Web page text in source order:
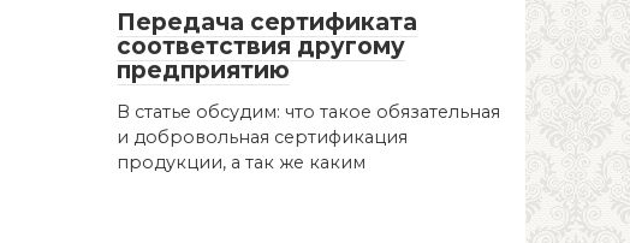
Передача сертификата
соответствия другому
предприятию
В статье обсудим: что такое обязательная
и добровольная сертификация
продукции, а так же каким